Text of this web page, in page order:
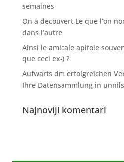
semaines
On a decouvert Le que l’on
dans l’autre
Ainsi le amicale apitoie
que ceci ex-) ?
Aufwarts dm erfolgreichen
Ihre Datensammlung in
Najnoviji komentari